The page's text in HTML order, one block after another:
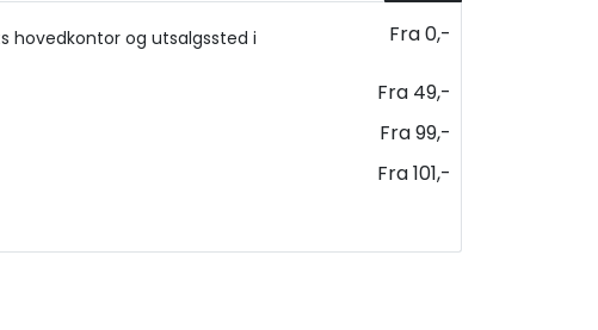
hovedkontor og utsalgssted i
Fra 0,-
Fra 49,-
Fra 99,-
Fra 101,-